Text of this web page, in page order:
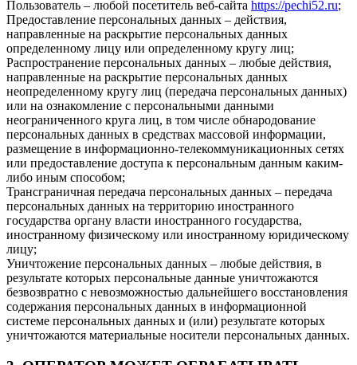
Пользователь – любой посетитель веб-сайта https://pechi52.ru;
Предоставление персональных данных – действия,
направленные на раскрытие персональных данных
определенному лицу или определенному кругу лиц;
Распространение персональных данных – любые действия,
направленные на раскрытие персональных данных
неопределенному кругу лиц (передача персональных данных)
или на ознакомление с персональными данными
неограниченного круга лиц, в том числе обнародование
персональных данных в средствах массовой информации,
размещение в информационно-телекоммуникационных сетях
или предоставление доступа к персональным данным каким-
либо иным способом;
Трансграничная передача персональных данных – передача
персональных данных на территорию иностранного
государства органу власти иностранного государства,
иностранному физическому или иностранному юридическому
лицу;
Уничтожение персональных данных – любые действия, в
результате которых персональные данные уничтожаются
безвозвратно с невозможностью дальнейшего восстановления
содержания персональных данных в информационной
системе персональных данных и (или) результате которых
уничтожаются материальные носители персональных данных.